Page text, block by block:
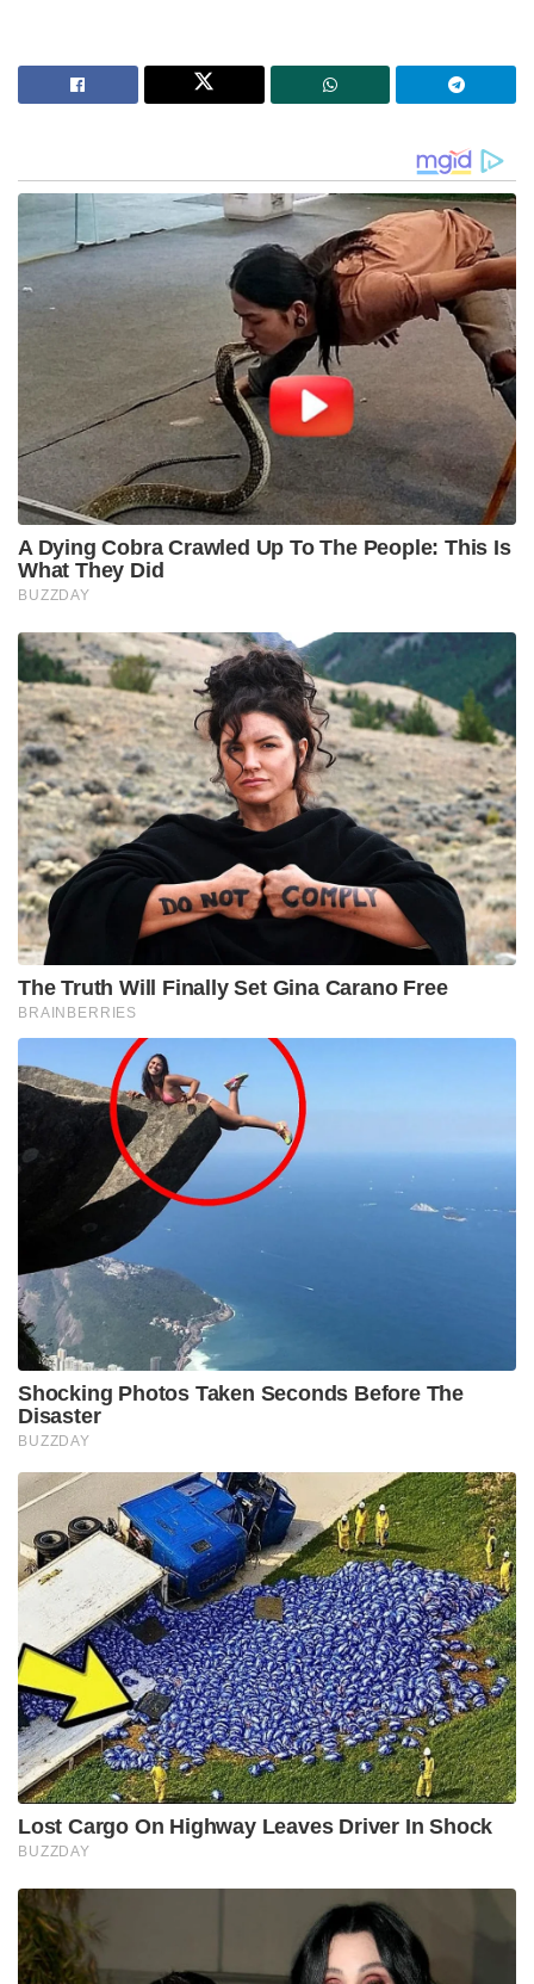
കറുത്ത ശില അവിടുത്തെ മനുഷ്യർക്ക് ലഭിക്കുന്നത്.
ഒരു ദിവ്യ വെളിപാടിലൂടെ അത് സാക്ഷാൽ
തിരിച്ചറിഞ്ഞ ഗ്രാമീണർ, ഭഗവാനെ ആ മണ്ണിൽ
പ്രതിഷ്ഠിച്ചു. ഭാരതത്തിലെ ശാക്തേയ-ശൈവ
പാരമ്പര്യങ്ങളിൽ ശനി ആരാധനയുടെ ഏറ്റവും വലിയ
കേന്ദ്രമായാണ് ഇന്ന് ഈ പുണ്യകേന്ദ്രം
അറിയപ്പെടുന്നത്. കർമ്മഫലങ്ങളുടെയും
അച്ചടക്കത്തിന്റെയും നീതിയുടെയും ദേവനായ
ശനിഭഗവാന്റെ കോപത്തിൽ നിന്നും ദോഷങ്ങളിൽ
നിന്നും മുക്തി നേടാനും, തങ്ങളുടെ ജീവിതത്തിലെ
കഷ്ടപ്പാടുകൾക്ക് പരിഹാരം തേടാനും വർഷംതോറും
ദശലക്ഷക്കണക്കിന് ഭക്തരാണ് ഈ സന്നിധിയിലേക്ക്
ഒഴുകിയെത്തുന്നത്.
പരമ്പരാഗതമായ ക്ഷേത്രഗോപുരങ്ങളോ കരിങ്കൽ
ഭിത്തികളോ ഇവിടുത്തെ ശ്രീകോവിലിനില്ല. വെയിലും
മഴയും മഞ്ഞും നേരിട്ടേൽക്കുന്ന ഒരു തുറന്ന
സ്ഥിതിചെയ്യുന്നത്. പ്രകൃതിയുടെ മാറ്റങ്ങളെല്ലാം
നേരിട്ടറിഞ്ഞ്, പ്രപഞ്ചത്തോട് നേരിട്ട് സംവദിക്കുന്ന
ഭഗവാന്റെ ഈ രൂപത്തിന് മുന്നിൽ നിൽക്കുമ്പോൾ
ഉള്ളിലൊരു പരമമായ ആത്മീയ ഭയം വന്നുനിറയും.
ഭക്തർ ഭക്തിയോടെ സമർപ്പിക്കുന്ന എള്ളെണ്ണയും,
കറുത്ത എള്ളും, നീലപ്പൂക്കളും പ്രാർത്ഥനകളും
ഭഗവാന്റെ പാദങ്ങളിൽ അർപ്പിക്കുമ്പോൾ ഉള്ളിലെ
കറുത്ത ചിന്തകളെല്ലാം ഒടുങ്ങി മനസ്സ്
ശുദ്ധമാകുന്നതായി അനുഭവപ്പെടും.
കാലത്തിനനുസരിച്ച് ഭക്തരുടെ തിരക്ക് നിയന്ത്രിക്കാൻ
ക്ഷേത്രസമുച്ചയം ഇന്ന് ഏറെ മാറിയിട്ടുണ്ടെങ്കിലും,
അതിന്റെ പൗരാണികമായ പവിത്രതയ്ക്ക് ഇന്നും ഒരു
കോട്ടവും തട്ടിയിട്ടില്ല.
ഈ ഗ്രാമത്തിന്റെ ഏറ്റവും വലിയ സവിശേഷത
ഇവിടുത്തെ മനുഷ്യരുടെ ജീവിതരീതി തന്നെയാണ്.
ശനിദേവൻ തങ്ങളെ കാത്തുരക്ഷിക്കുന്നുണ്ടെന്ന
വിശ്വാസത്താൽ ഇവിടുത്തെ വീടുകൾക്കൊന്നും
വാതിലുകൾ പോലുമില്ലായിരുന്നു. കാലത്തിന്റെ
വളർച്ചയിലും ആധുനിക സുരക്ഷാക്രമീകരണങ്ങളുടെ
വരവിലും ഗ്രാമം മാറിയിട്ടുണ്ടെങ്കിലും, ഈ പാരമ്പര്യം
ശിംഗണാപൂരിന്റെ സാംസ്കാരിക വ്യക്തിത്വമായി
ഇന്നും ജനമനസ്സുകളിൽ ജീവിക്കുന്നു.
മഹാരാഷ്ട്രയിലെ അഹമ്മദ്‌നഗർ (അഹില്യാനഗർ)
ജില്ലയിൽ സ്ഥിതിചെയ്യുന്ന ഈ പുണ്യകേന്ദ്രം,
പ്രദേശത്തെ മറ്റ് പ്രമുഖ തീർത്ഥാടന കേന്ദ്രങ്ങളുമായി
ബന്ധിപ്പിക്കുന്ന പ്രധാന ആത്മീയ വഴിയിലാണ്.
Tags: temple Shani Shingnapur Temple